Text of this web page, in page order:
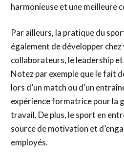
harmonieuse et une meilleure
Par ailleurs, la pratique du
également de développer
collaborateurs, le leadership
Notez par exemple que le fait
lors d’un match ou d’un
expérience formatrice pour la
travail. De plus, le sport en
source de motivation et
employés.